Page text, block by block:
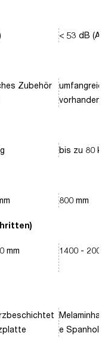
Zubehör
mm
< 53 dB (A)
vorhanden
bis zu 80 kg
800 mm
1400 - 2000
e